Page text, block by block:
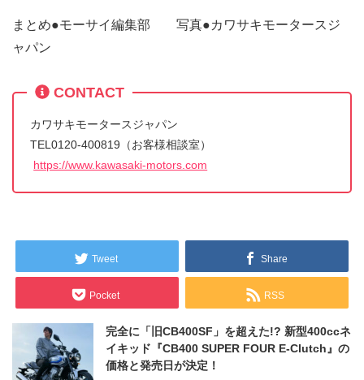
まとめ●モーサイ編集部 写真●カワサキモータースジ
ャパン
CONTACT
カワサキモータースジャパン
TEL0120-400819（お客様相談室）
https://www.kawasaki-motors.com
Tweet Share
Pocket RSS
完全に「旧CB400SF」を超えた!? 新型400ccネ
イキッド『CB400 SUPER FOUR E-Clutch』の
価格と発売日が決定！